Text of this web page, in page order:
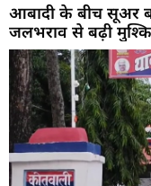
आबादी के बीच सूअर
जलभराव से बढ़ी